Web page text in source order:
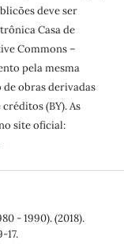
deve ser
Casa de
Commons –
pela mesma
de obras derivadas
(BY). As
site oficial:
- 1990). (2018).
17.